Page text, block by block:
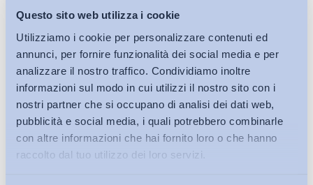
Questo sito web utilizza i cookie
Utilizziamo i cookie per personalizzare contenuti ed
annunci, per fornire funzionalità dei social media e per
analizzare il nostro traffico. Condividiamo inoltre
informazioni sul modo in cui utilizzi il nostro sito con i
nostri partner che si occupano di analisi dei dati web,
pubblicità e social media, i quali potrebbero combinarle
con altre informazioni che hai fornito loro o che hanno
raccolto dal tuo utilizzo dei loro servizi.
Condividi su:
Iscriviti alla Newsletter